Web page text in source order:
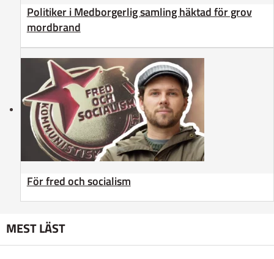
Politiker i Medborgerlig samling häktad för grov
mordbrand
För fred och socialism
MEST LÄST